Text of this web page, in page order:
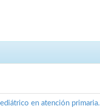
en atención primaria.